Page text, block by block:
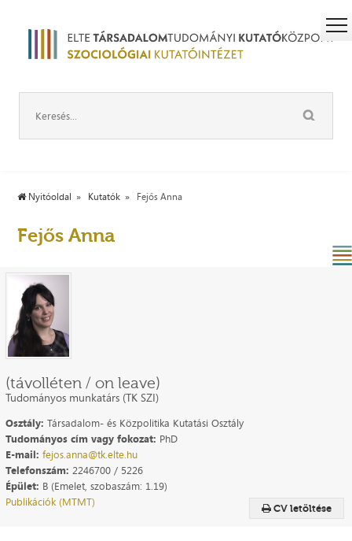
Nyitóoldal Kutatók Fejős Anna
Fejős Anna
CV letöltése
(távolléten / on leave)
Tudományos munkatárs (TK SZI)
Osztály: Társadalom- és Közpolitika Kutatási Osztály
Tudományos cím vagy fokozat: PhD
E-mail: fejos.anna@tk.elte.hu
Telefonszám: 2246700 / 5226
Épület: B (Emelet, szobaszám: 1.19)
Publikációk (MTMT)